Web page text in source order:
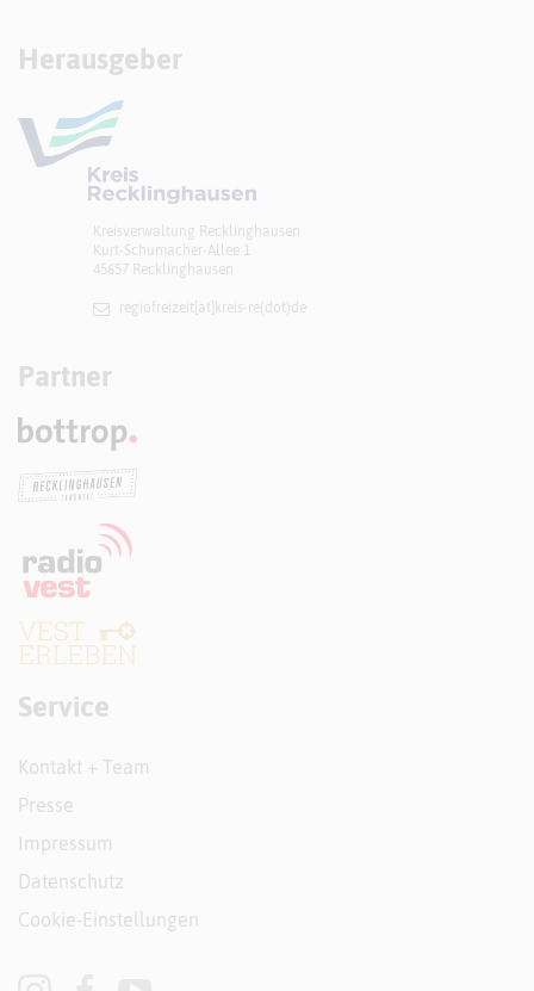
Herausgeber
Kreisverwaltung Recklinghausen
Kurt-Schumacher-Allee 1
45657 Recklinghausen
regiofreizeit[at]​kreis-re(dot)de
Partner
Service
Kontakt + Team
Presse
Impressum
Datenschutz
Cookie-Einstellungen